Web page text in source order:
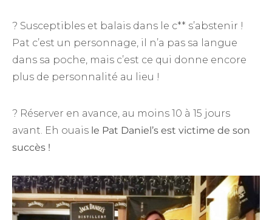
? Susceptibles et balais dans le c** s’abstenir !
Pat c’est un personnage, il n’a pas sa langue
dans sa poche, mais c’est ce qui donne encore
plus de personnalité au lieu !
? Réserver en avance, au moins 10 à 15 jours
avant. Eh ouais le Pat Daniel’s est victime de son
succès !